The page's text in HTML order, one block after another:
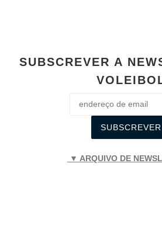
SUBSCREVER A
▼ ARQUIVO DE